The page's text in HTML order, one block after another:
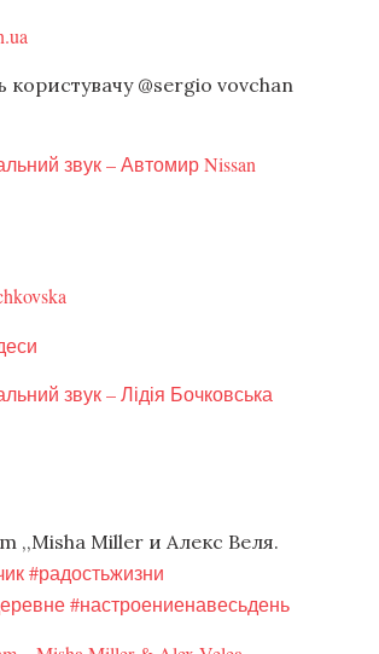
користувачу @sergio vovchan
звук – Автомир Nissan
звук – Лідія Бочковська
,,Misha Miller и Алекс Веля.
#радостьжизни
#настроениенавесьдень